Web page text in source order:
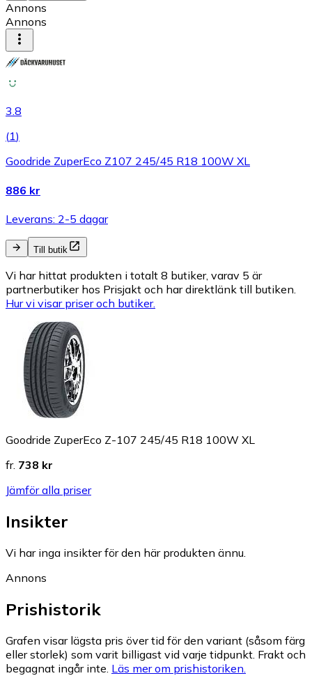
Annons
Annons
3.8
(1)
Goodride ZuperEco Z107 245/45 R18 100W XL
886 kr
Leverans: 2-5 dagar
Till butik
Vi har hittat produkten i totalt 8 butiker, varav 5 är
partnerbutiker hos Prisjakt och har direktlänk till butiken.
Hur vi visar priser och butiker.
Goodride ZuperEco Z-107 245/45 R18 100W XL
fr. 738 kr
Jämför alla priser
Insikter
Vi har inga insikter för den här produkten ännu.
Annons
Prishistorik
Grafen visar lägsta pris över tid för den variant (såsom färg
eller storlek) som varit billigast vid varje tidpunkt. Frakt och
begagnat ingår inte. Läs mer om prishistoriken.